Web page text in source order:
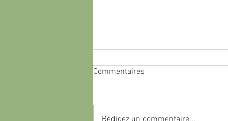
Commentaires